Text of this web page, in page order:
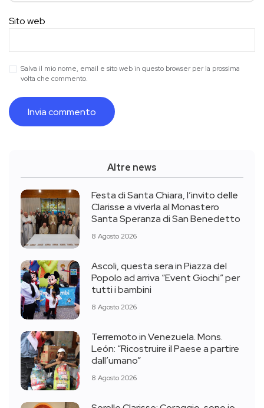
Sito web
Salva il mio nome, email e sito web in questo browser per la prossima
volta che commento.
Altre news
Festa di Santa Chiara, l’invito delle
Clarisse a viverla al Monastero
Santa Speranza di San Benedetto
8 Agosto 2026
Ascoli, questa sera in Piazza del
Popolo ad arriva “Event Giochi” per
tutti i bambini
8 Agosto 2026
Terremoto in Venezuela. Mons.
León: “Ricostruire il Paese a partire
dall’umano”
8 Agosto 2026